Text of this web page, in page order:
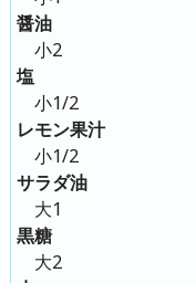
醤油
小2
塩
小1/2
レモン果汁
小1/2
サラダ油
大1
黒糖
大2